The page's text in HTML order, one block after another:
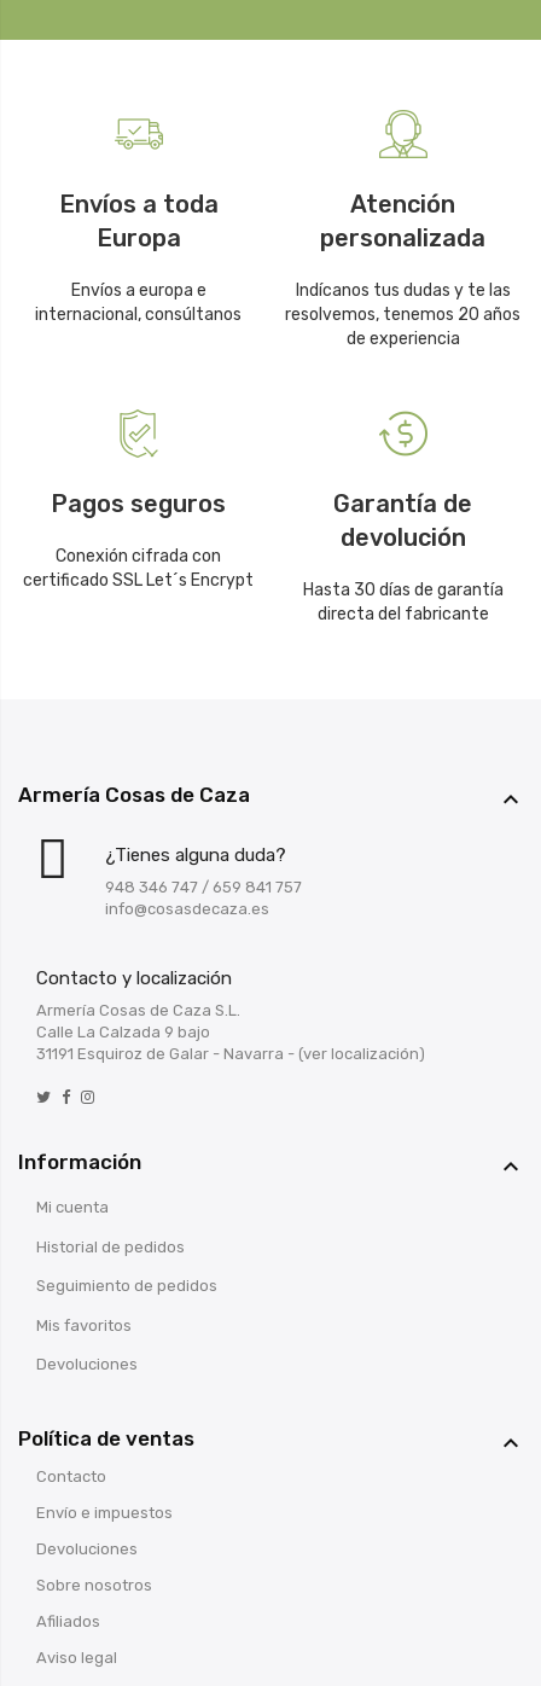
Envíos a toda
Europa
Envíos a europa e
internacional, consúltanos
Atención
personalizada
Indícanos tus dudas y te las
resolvemos, tenemos 20 años
de experiencia
Pagos seguros
Conexión cifrada con
certificado SSL Let´s Encrypt
Garantía de
devolución
Hasta 30 días de garantía
directa del fabricante
Armería Cosas de Caza 
¿Tienes alguna duda?
948 346 747 / 659 841 757
info@cosasdecaza.es
Contacto y localización
Armería Cosas de Caza S.L.
Calle La Calzada 9 bajo
31191 Esquiroz de Galar - Navarra - (ver localización)
Información 
Mi cuenta
Historial de pedidos
Seguimiento de pedidos
Mis favoritos
Devoluciones
Política de ventas 
Contacto
Envío e impuestos
Devoluciones
Sobre nosotros
Afiliados
Aviso legal